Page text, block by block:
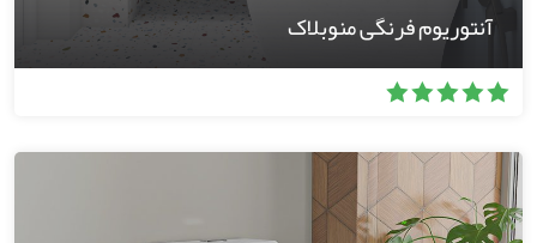
آنتوریوم فرنگی منوبلاک